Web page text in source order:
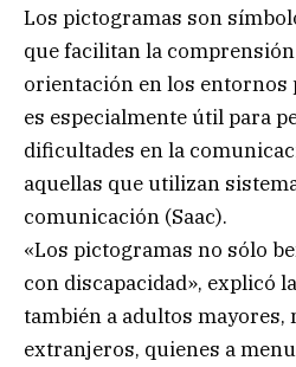
Los pictogramas son
que facilitan la
orientación en los entornos
es especialmente útil para
dificultades en la
aquellas que utilizan
comunicación (Saac).
«Los pictogramas no sólo
con discapacidad», explicó
también a adultos
extranjeros, quienes a